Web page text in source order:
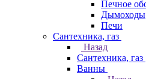
Печное
Дымоходы
Печи
Сантехника, газ
Назад
Сантехника, газ
Ванны